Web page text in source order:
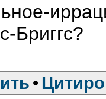
Бриггс?
•